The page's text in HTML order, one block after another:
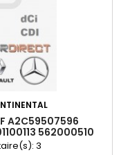
A2C59507596
562000510
3